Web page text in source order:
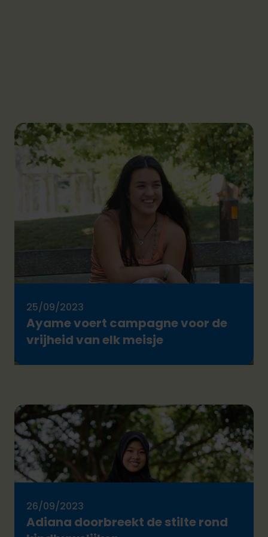
25/09/2023
Ayame voert campagne voor de
vrijheid van elk meisje
26/09/2023
Adiana doorbreekt de stilte rond